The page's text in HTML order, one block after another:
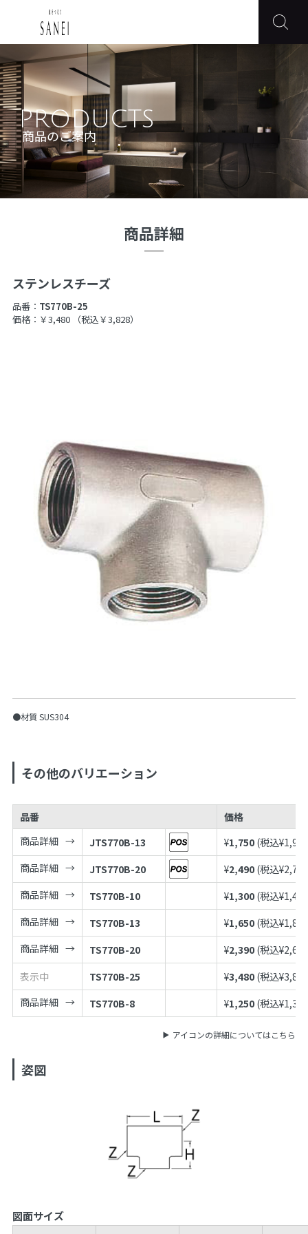
PRODUCTS
商品のご案内
商品詳細
ステンレスチーズ
品番： TS770B-25
価格：￥3,480
（税込￥3,828）
●材質 SUS304
その他のバリエーション
品番
価格
商品詳細
JTS770B-13 ¥1,750 (税込¥1,925
商品詳細
JTS770B-20 ¥2,490 (税込¥2,739
商品詳細
TS770B-10 ¥1,300 (税込¥1,430
商品詳細
TS770B-13 ¥1,650 (税込¥1,815
商品詳細
TS770B-20 ¥2,390 (税込¥2,629
表示中
TS770B-25 ¥3,480 (税込¥3,828
商品詳細
TS770B-8 ¥1,250 (税込¥1,375
アイコンの詳細についてはこちら
姿図
図面サイズ